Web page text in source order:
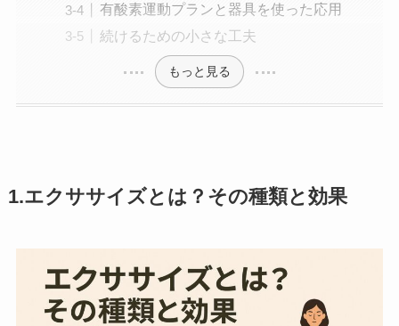
有酸素運動プランと器具を使った応用
続けるための小さな工夫
もっと見る
1.エクササイズとは？その種類と効果